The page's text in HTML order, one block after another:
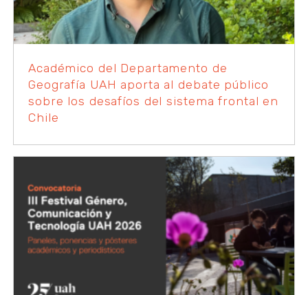
Académico del Departamento de
Geografía UAH aporta al debate público
sobre los desafíos del sistema frontal en
Chile